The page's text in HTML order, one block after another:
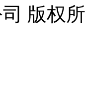
司 版权